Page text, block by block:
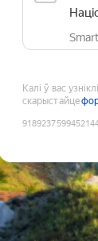
Калі ў вас
скарыстайце